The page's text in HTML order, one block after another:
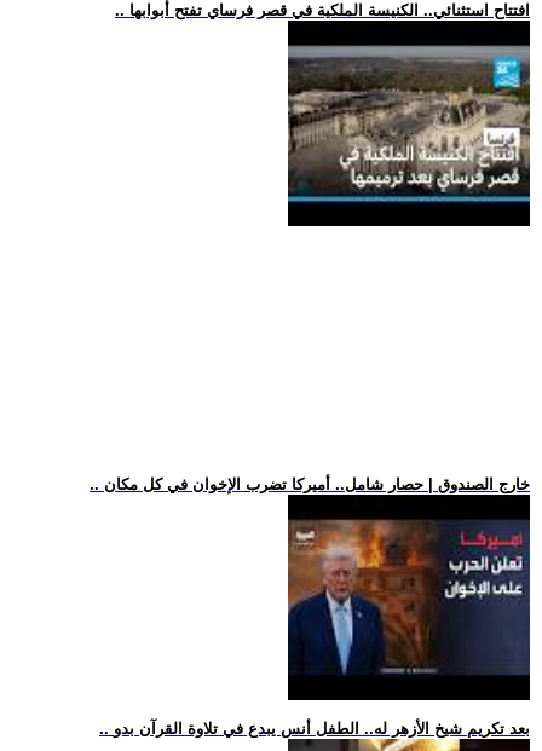
.. افتتاح استثنائي.. الكنيسة الملكية في قصر فرساي تفتح أبوابها
.. خارج الصندوق | حصار شامل.. أميركا تضرب الإخوان في كل مكان
.. بعد تكريم شيخ الأزهر له.. الطفل أنس يبدع في تلاوة القرآن بدو